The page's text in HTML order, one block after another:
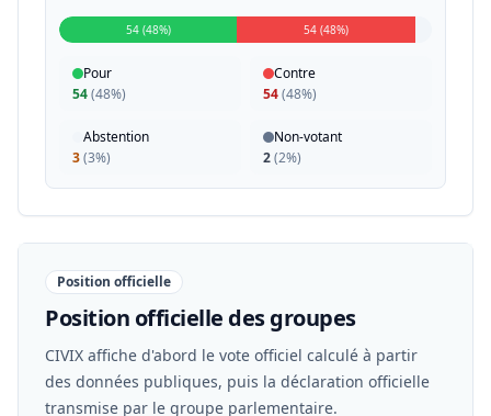
54 (48%) 54 (48%)
Pour
54(48%)
Contre
54(48%)
Abstention
3(3%)
Non-votant
2(2%)
Position officielle
Position officielle des groupes
CIVIX affiche d'abord le vote officiel calculé à partir
des données publiques, puis la déclaration officielle
transmise par le groupe parlementaire.